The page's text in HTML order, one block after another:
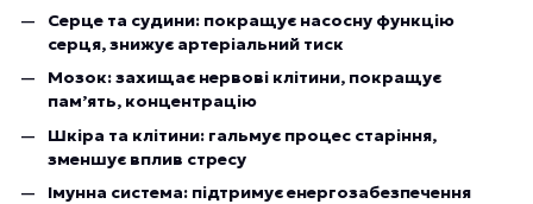
Серце та судини: покращує насосну функцію
серця, знижує артеріальний тиск
Мозок: захищає нервові клітини, покращує
пам’ять, концентрацію
Шкіра та клітини: гальмує процес старіння,
зменшує вплив стресу
Імунна система: підтримує енергозабезпечення